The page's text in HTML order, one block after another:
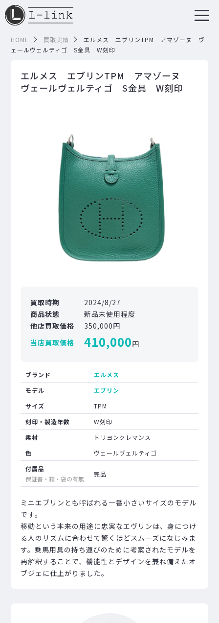
HOME 買取実績
エルメス エブリンTPM アマゾーヌ ヴ
ェールヴェルティゴ S金具 W刻印
エルメス エブリンTPM アマゾーヌ
ヴェールヴェルティゴ S金具 W刻印
買取時期
2024/8/27
商品状態
新品未使用程度
他店買取価格
350,000円
当店買取価格
410,000円
ブランド
エルメス
モデル
エブリン
サイズ
TPM
刻印・製造年数
W刻印
素材
トリヨンクレマンス
色
ヴェールヴェルティゴ
付属品
保証書・箱・袋の有無
完品
ミニエブリンとも呼ばれる一番小さいサイズのモデル
です。
移動という本来の用途に忠実なエヴリンは、身につけ
る人のリズムに合わせて驚くほどスムーズになじみま
す。乗馬用具の持ち運びのために考案されたモデルを
再解釈することで、機能性とデザインを兼ね備えたオ
ブジェに仕上がりました。